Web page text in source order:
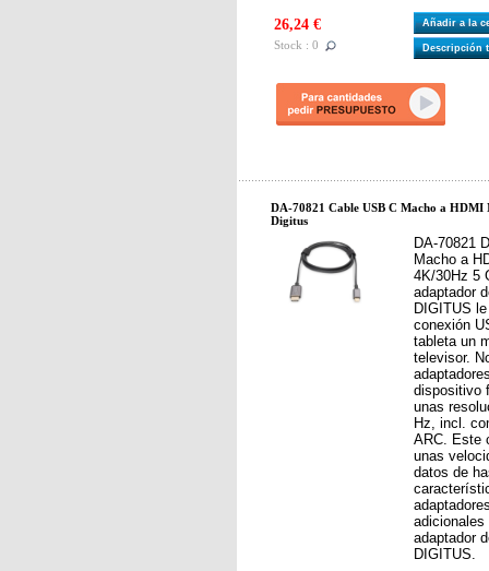
26,24 €
Stock : 0
Añadir a la
Descripción
DA-70821 Cable USB C Macho a
Digitus
DA-70821
Macho a
4K/30Hz 5
adaptador
DIGITUS
conexión
tableta un
televisor.
dispositivo
unas
Hz, incl.
ARC. Este
unas
datos de
adaptador
DIGITUS.